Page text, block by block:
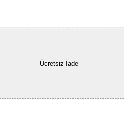
Ücretsiz İade